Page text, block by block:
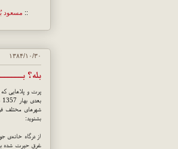
:: مسعود
۱۳۸۴/۱۰/۳۰
بله؟
پرت و پلاهایی
شهرهای مختلف
بشنوید:
از درگاه خانه‌ی
غرق حیرت شده